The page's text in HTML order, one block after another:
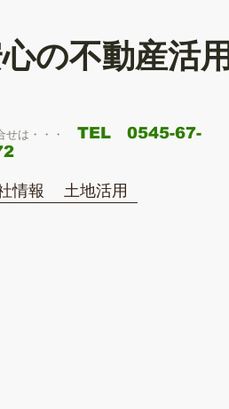
の不動産活用
せは・・・​
TEL 0545-67-
情報 土地活用